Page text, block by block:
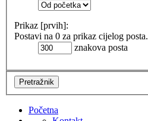
Prikaz [prvih]:
Postavi na 0 za prikaz cijelog posta.
znakova posta
Početna